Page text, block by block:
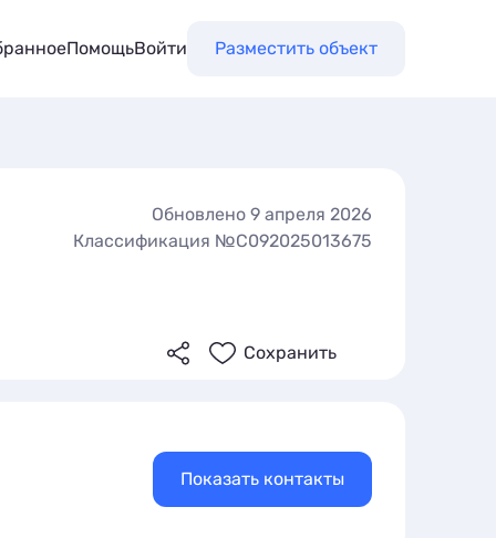
ПомощьВойти Разместить объект
Обновлено 9 апреля 2026
Классификация №С092025013675
Сохранить
Показать контакты